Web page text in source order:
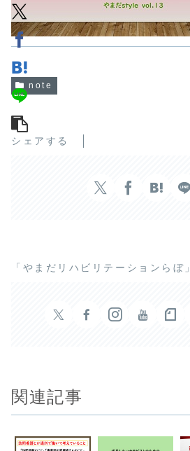
note
シェアする
「やまだリハビリテーションらぼ
関連記事